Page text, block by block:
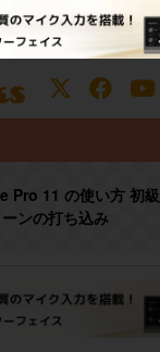
Pro 11 の使い方 初
ンの打ち込み